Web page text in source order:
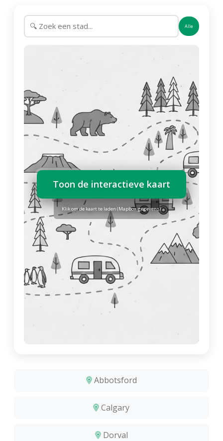
Alle
Toon de interactieve kaart
Klik om de kaart te laden (Mapbox-gegevens)
Abbotsford
Calgary
Dorval